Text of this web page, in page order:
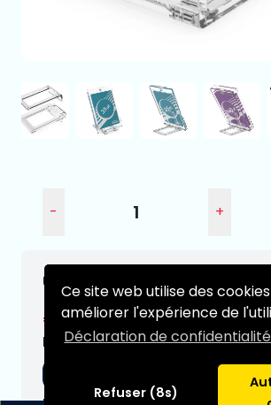
Ce site web utilise des
améliorer l'expérience de
Déclaration de confidentialité
Refuser (8s)
Ultimate Guard Slider Stands
€2,95
Date de livraison prévue:
- +